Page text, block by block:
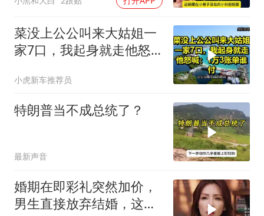
菜没上公公叫来大姑姐一
家7口，我起身就走他怒
小虎新车推荐员
特朗普当不成总统了？
最新声音
婚期在即彩礼突然加价，
男生直接放弃结婚，这件